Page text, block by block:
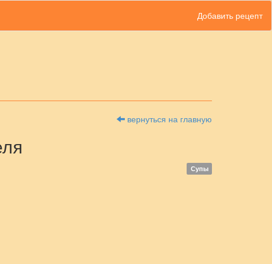
Добавить рецепт
вернуться на главную
Супы